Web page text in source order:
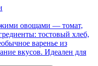
овощами — томат,
тостовый хлеб,
варенье из
вкусов. Идеален для